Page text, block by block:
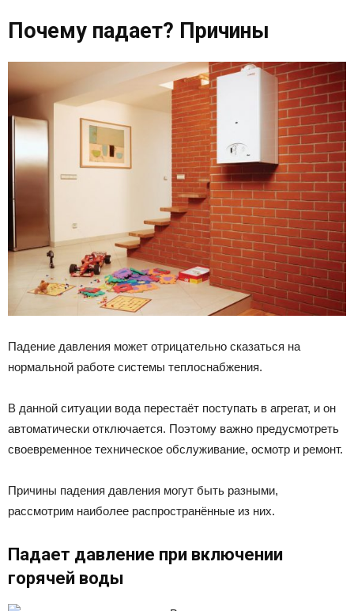
Почему падает? Причины
Падение давления может отрицательно сказаться на
нормальной работе системы теплоснабжения.
В данной ситуации вода перестаёт поступать в агрегат, и он
автоматически отключается. Поэтому важно предусмотреть
своевременное техническое обслуживание, осмотр и ремонт.
Причины падения давления могут быть разными,
рассмотрим наиболее распространённые из них.
Падает давление при включении
горячей воды